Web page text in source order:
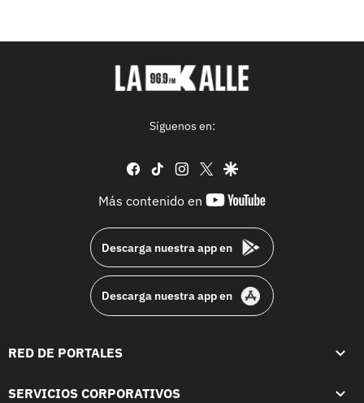
Síguenos en:
facebook
tiktok instagram
twittergoogle
Más contenido en
youtube-
Descarga nuestra app en
Descarga nuestra app en
RED DE PORTALES
SERVICIOS CORPORATIVOS